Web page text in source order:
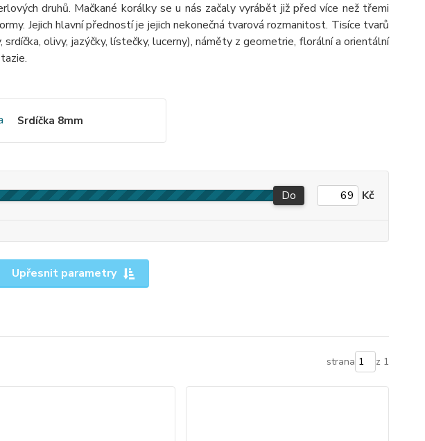
druhů. Mačkané korálky se u nás začaly vyrábět již před více než třemi
Jejich hlavní předností je jejich nekonečná tvarová rozmanitost. Tisíce tvarů
olivy, jazýčky, lístečky, lucerny), náměty z geometrie, florální a orientální
Srdíčka 8mm
Upřesnit parametry
Do Kč
strana z 1